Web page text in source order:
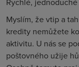
Myslím, že vtip a
kredity nemůžete
aktivitu. U nás se
poštovného užije